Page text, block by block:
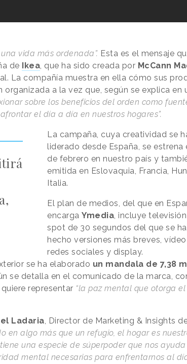
vida más ordenada”. Esta es el mensaje
de
Ikea, que ha sido creada por McCann
La compañía muestra en ella cómo sus
organizada a la vez que, según se explica en
sobre los beneficios del orden como
el día a día en nuestros hogares”.
La campaña, cuya creatividad se
liderado desde España, se estrena
de febrero en nuestro país y
emitida en Eslovaquia, Francia,
Italia.
El plan de medios, del que en
encargaYmedia, incluye
spot de 30 segundos del que se
hecho versiones más breves,
redes sociales y display.
se ha elaborado un mandala de 7,38
se detalla en el comunicado de la marca,
representar “la paz mental que otorga
Ladaria, Director de Marketing & Insights
en algo más que un refugio, el hogar es
una especie de súperpoder que nos ayuda
mental necesarias para enfrentarnos al